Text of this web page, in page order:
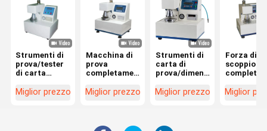
Strumenti di
prova/tester
di carta
automatici di
Miglior prezzo
Macchina di
prova
completamente
di forza di
LY-8220
Miglior prezzo
Strumenti di
carta di
prova/dimensione
445×425×525mm
Miglior prezzo
Forza di
scoppio
di LIYI
Miglior